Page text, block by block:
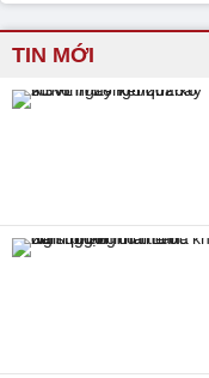
TIN MỚI